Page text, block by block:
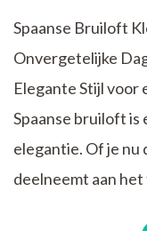
Spaanse Bruiloft
Onvergetelijke
Elegante Stijl voor
Spaanse bruiloft is
elegantie. Of je nu
deelneemt aan